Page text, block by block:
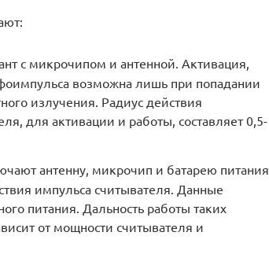
с микрочипом и антенной. Активация,
возможна лишь при попадании
излучения. Радиус действия
для активации и работы, составляет 0,5-
антенну, микрочип и батарею питания.
импульса считывателя. Данные
питания. Дальность работы таких
от мощности считывателя и